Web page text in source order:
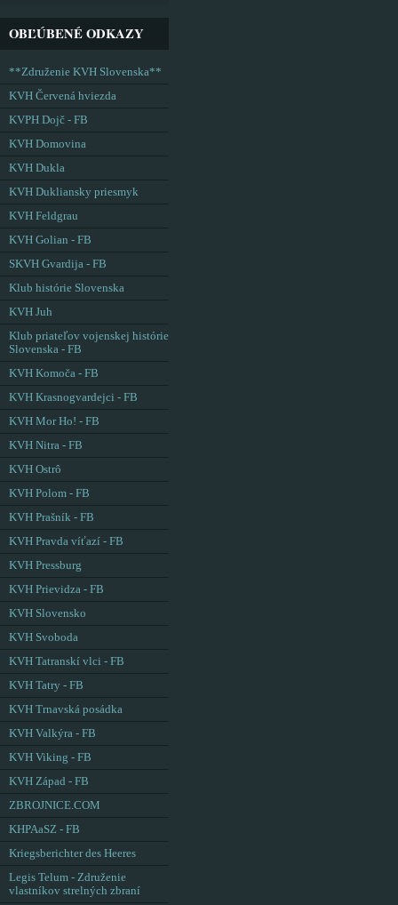
OBĽÚBENÉ ODKAZY
**Združenie KVH Slovenska**
KVH Červená hviezda
KVPH Dojč - FB
KVH Domovina
KVH Dukla
KVH Dukliansky priesmyk
KVH Feldgrau
KVH Golian - FB
SKVH Gvardija - FB
Klub histórie Slovenska
KVH Juh
Klub priateľov vojenskej histórie
Slovenska - FB
KVH Komoča - FB
KVH Krasnogvardejci - FB
KVH Mor Ho! - FB
KVH Nitra - FB
KVH Ostrô
KVH Polom - FB
KVH Prašník - FB
KVH Pravda víťazí - FB
KVH Pressburg
KVH Prievidza - FB
KVH Slovensko
KVH Svoboda
KVH Tatranskí vlci - FB
KVH Tatry - FB
KVH Trnavská posádka
KVH Valkýra - FB
KVH Viking - FB
KVH Západ - FB
ZBROJNICE.COM
KHPAaSZ - FB
Kriegsberichter des Heeres
Legis Telum - Združenie
vlastníkov strelných zbraní